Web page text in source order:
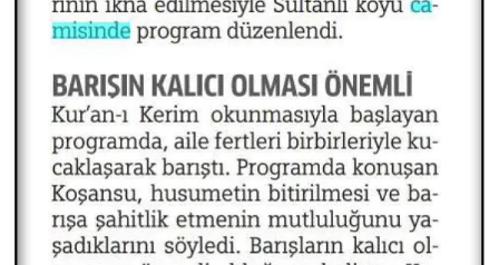
Yalova Müftülüğü
Yozgat Müftülüğü
Zonguldak Müftülüğü